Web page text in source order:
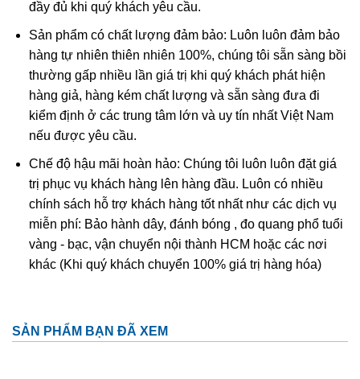
Ngày nay, Phật Di Lặc Đá Ruby được tạo hình nhiều kiểu
khác nhau chứ không có 1 kiểu nhất định:
đầy đủ khi quý khách yêu cầu.
Sản phẩm có chất lượng đảm bảo: Luôn luôn đảm bảo
hàng tự nhiên thiên nhiên 100%, chúng tôi sẵn sàng bồi
thường gấp nhiều lần giá trị khi quý khách phát hiện
hàng giả, hàng kém chất lượng và sẵn sàng đưa đi
kiểm định ở các trung tâm lớn và uy tín nhất Việt Nam
nếu được yêu cầu.
Chế độ hậu mãi hoàn hảo: Chúng tôi luôn luôn đặt giá
trị phục vụ khách hàng lên hàng đầu. Luôn có nhiều
chính sách hỗ trợ khách hàng tốt nhất như các dịch vụ
miễn phí: Bảo hành dây, đánh bóng , đo quang phổ tuổi
vàng - bạc, vận chuyển nội thành HCM hoặc các nơi
khác (Khi quý khách chuyển 100% giá trị hàng hóa)
SẢN PHẨM BẠN ĐÃ XEM